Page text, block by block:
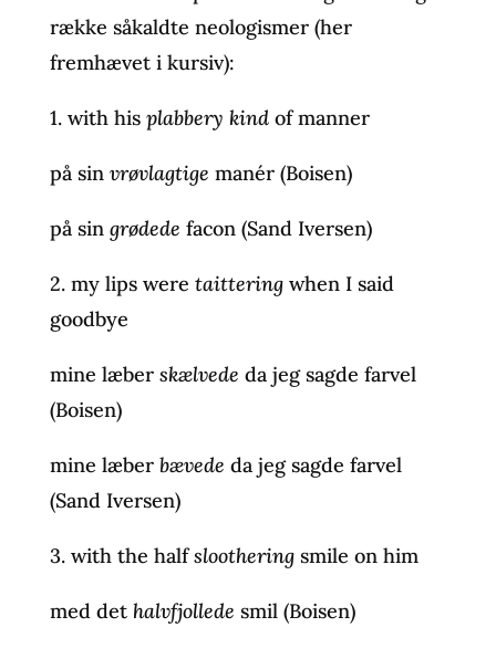
række såkaldte neologismer (her
fremhævet i kursiv):
1. with his plabbery kindof manner
på sin vrøvlagtige manér (Boisen)
på sin grødede facon (Sand Iversen)
2. my lips were taitteringwhen I said
goodbye
mine læber skælvede da jeg sagde farvel
(Boisen)
mine læber bævede da jeg sagde farvel
(Sand Iversen)
3. with the halfslootheringsmile on him
med det halvfjollede smil (Boisen)